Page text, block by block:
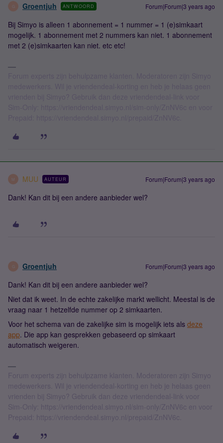
G Groentjuh ANTWOORD Forum|Forum|3 years ago
Bij Simyo is alleen 1 abonnement = 1 nummer = 1 (e)simkaart
mogelijk. 1 abonnement met 2 nummers kan niet. 1 abonnement
met 2 (e)simkaarten kan niet. etc etc!
M MUU AUTEUR Forum|Forum|3 years ago
Dank! Kan dit bij een andere aanbieder wel?
G Groentjuh Forum|Forum|3 years ago
Dank! Kan dit bij een andere aanbieder wel?
Niet dat ik weet. In de echte zakelijke markt wellicht. Meestal is de
vraag naar 1 hetzelfde nummer op 2 simkaarten.
Voor het schema van de zakelijke sim is mogelijk iets als deze
app. Die app kan gesprekken gebaseerd op simkaart
automatisch weigeren.
Forum experts zijn behulpzame klanten. Moderatoren zijn Simyo
medewerkers. Wil je vriendendeal-korting en heb je helaas geen
vrienden bij Simyo? Gebruik dan deze vriendendeal-link voor
Sim-Only: https://vriendendeal.simyo.nl/sim-only/ZnNV6c en voor
Prepaid: https://vriendendeal.simyo.nl/prepaid/ZnNV6c.